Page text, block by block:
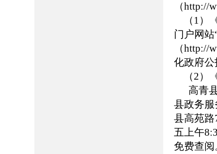
（http://
（1）
门户网
（http://
化政府
（2）
高青县
县政务
县高苑
五上午
免费查阅